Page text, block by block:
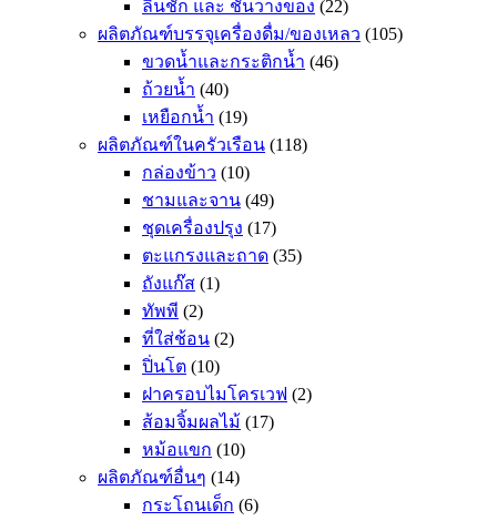
ลิ้นชัก และ ชั้นวางของ (22)
ผลิตภัณฑ์บรรจุเครื่องดื่ม/ของเหลว (105)
ขวดน้ำและกระติกน้ำ (46)
ถ้วยน้ำ (40)
เหยือกน้ำ (19)
ผลิตภัณฑ์ในครัวเรือน (118)
กล่องข้าว (10)
ชามและจาน (49)
ชุดเครื่องปรุง (17)
ตะแกรงและถาด (35)
ถังแก๊ส (1)
ทัพพี (2)
ที่ใส่ช้อน (2)
ปิ่นโต (10)
ฝาครอบไมโครเวฟ (2)
ส้อมจิ้มผลไม้ (17)
หม้อแขก (10)
ผลิตภัณฑ์อื่นๆ (14)
กระโถนเด็ก (6)